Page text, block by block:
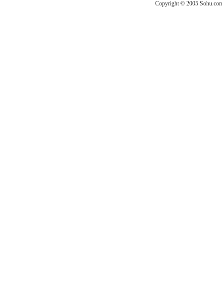
Copyright © 2005